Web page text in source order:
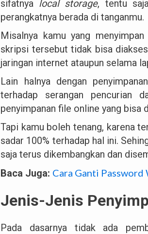
sifatnya local storage, tentu
perangkatnya berada di tanganmu.
Misalnya kamu yang
skripsi tersebut tidak bisa
jaringan internet ataupun selama
Lain halnya dengan
terhadap serangan pencurian
penyimpanan file online yang bisa
Tapi kamu boleh tenang, karena
sadar 100% terhadap hal ini.
saja terus dikembangkan dan
Baca Juga: Cara Ganti Password
Jenis-Jenis
Pada dasarnya tidak ada